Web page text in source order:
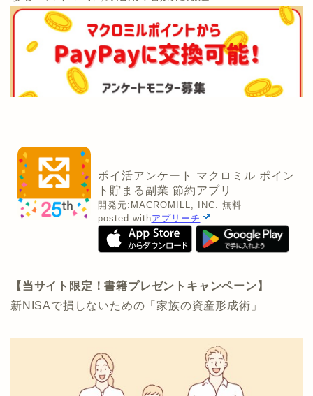
ポイ活アンケート マクロミル ポイン
ト貯まる副業 節約アプリ
開発元: MACROMILL, INC. 無料
posted withアプリーチ
【当サイト限定！書籍プレゼントキャンペーン】
新NISAで損しないための「家族の資産形成術」